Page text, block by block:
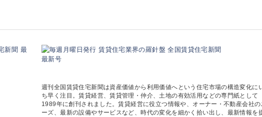
週刊全国賃貸住宅新聞は資産価値から利用価値へという住宅市場の構造変化に
ち早く注目。賃貸経営、賃貸管理・仲介、土地の有効活用などの専門紙として
1989年に創刊されました。賃貸経営に役立つ情報や、オーナー・不動産会社の
ーズ、最新の設備やサービスなど、時代の変化を細かく拾い出し、最新情報を